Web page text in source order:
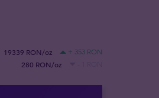
19339 RON/oz + 353 RON
280 RON/oz